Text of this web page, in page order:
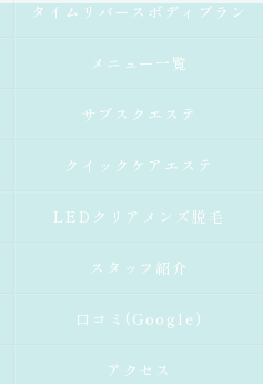
タイムリバースボディプラン
メニュー一覧
サブスクエステ
クイックケアエステ
LEDクリアメンズ脱毛
スタッフ紹介
口コミ(Google)
アクセス